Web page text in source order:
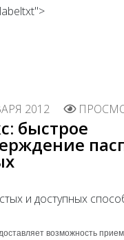
2012
быстрое
и доступных
возможность